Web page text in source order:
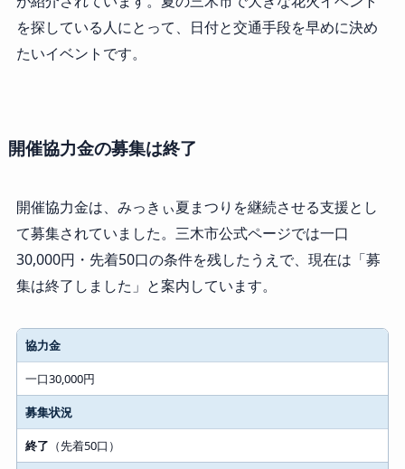
を探している人にとって、日付と交通手段を早めに決め
たいイベントです。
開催協力金の募集は終了
開催協力金は、みっきぃ夏まつりを継続させる支援とし
て募集されていました。三木市公式ページでは一口
30,000円・先着50口の条件を残したうえで、現在は「募
集は終了しました」と案内しています。
協力金
一口30,000円
募集状況
終了 （先着50口）